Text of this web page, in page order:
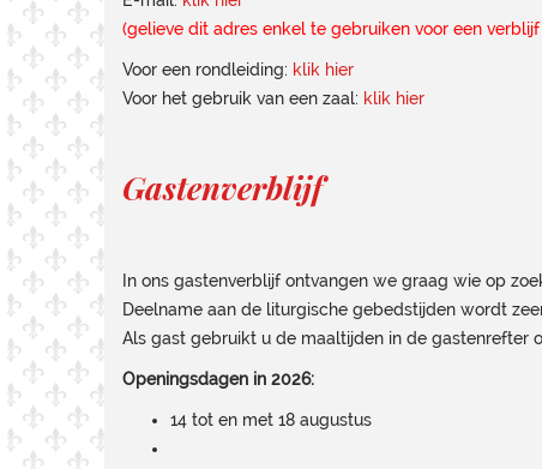
(gelieve dit adres enkel te gebruiken voor een
Voor een rondleiding: klik hier
Voor het gebruik van een zaal: klik hier
Gastenverblijf
In ons gastenverblijf ontvangen we graag wie op
Deelname aan de liturgische gebedstijden wordt
Als gast gebruikt u de maaltijden in de gastenrefter
Openingsdagen in 2026:
14 tot en met 18 augustus